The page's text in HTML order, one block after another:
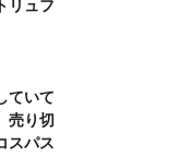
リュフ
ていて
売り切
スパス